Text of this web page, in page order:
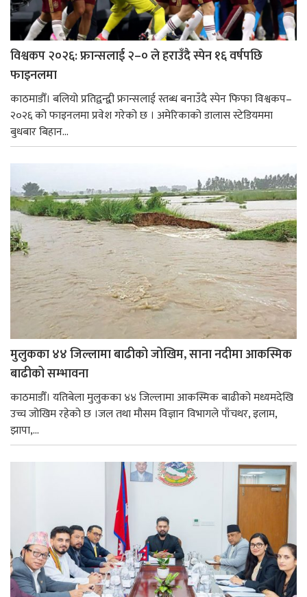
विश्वकप २०२६: फ्रान्सलाई २–० ले हराउँदै स्पेन १६ वर्षपछि
फाइनलमा
काठमाडौँ। बलियो प्रतिद्वन्द्वी फ्रान्सलाई स्तब्ध बनाउँदै स्पेन फिफा विश्वकप–
२०२६ को फाइनलमा प्रवेश गरेको छ । अमेरिकाको डालास स्टेडियममा
बुधबार बिहान...
मुलुकका ४४ जिल्लामा बाढीको जोखिम, साना नदीमा आकस्मिक
बाढीको सम्भावना
काठमाडौँ। यतिबेला मुलुकका ४४ जिल्लामा आकस्मिक बाढीको मध्यमदेखि
उच्च जोखिम रहेको छ ।जल तथा मौसम विज्ञान विभागले पाँचथर, इलाम,
झापा,...